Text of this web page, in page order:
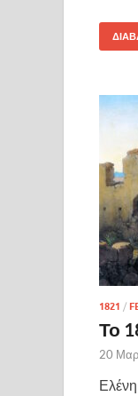
1821 /
Το
20